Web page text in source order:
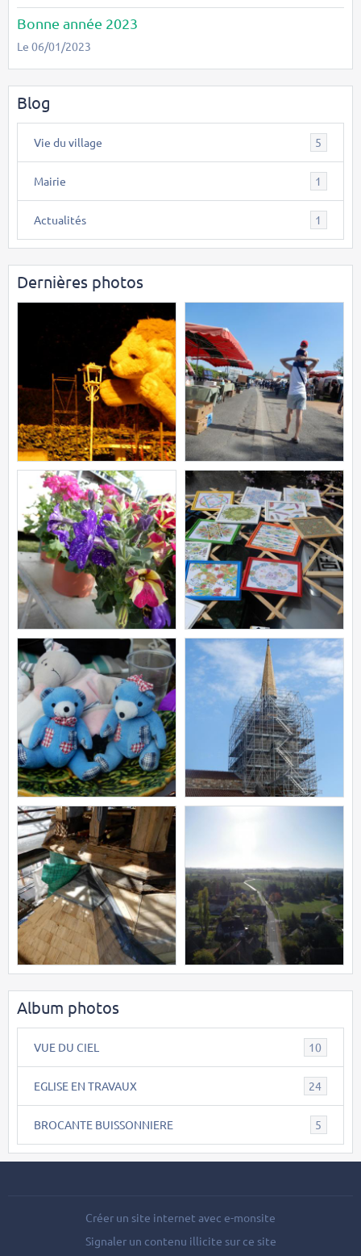
Bonne année 2023
Le 06/01/2023
Blog
Vie du village 5
Mairie 1
Actualités 1
Dernières photos
Album photos
VUE DU CIEL 10
EGLISE EN TRAVAUX 24
BROCANTE BUISSONNIERE 5
Créer un site internet avec e-monsite
Signaler un contenu illicite sur ce site